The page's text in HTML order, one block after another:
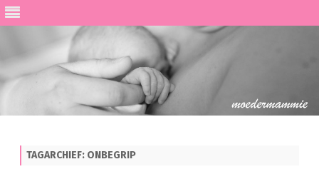
TAGARCHIEF: ONBEGRIP